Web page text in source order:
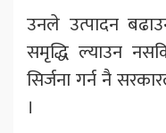
उनले उत्पादन
समृद्धि ल्याउन
सिर्जना गर्न नै
।